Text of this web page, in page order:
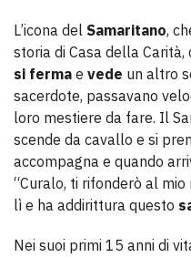
L’icona del Samaritano,
storia di Casa della
si ferma e vede un altro
sacerdote, passavano
loro mestiere da fare. Il
scende da cavallo e si
accompagna e quando
“Curalo, ti rifonderò al
lì e ha addirittura questo
Nei suoi primi 15 anni di